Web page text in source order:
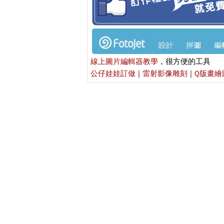
線上圖片編輯器教學 ，很方便的工具
公仔娃娃訂做 |雷射影像雕刻 |Q版畫繪